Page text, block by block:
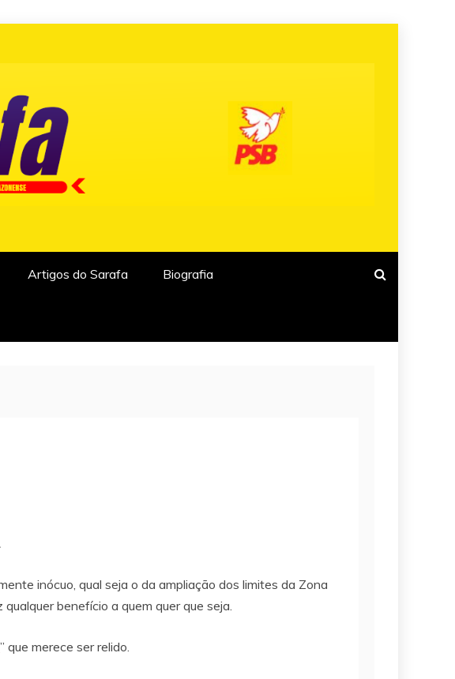
Artigos do Sarafa Biografia
inócuo, qual seja o da ampliação dos limites da Zona
benefício a quem quer que seja.
” que merece ser relido.